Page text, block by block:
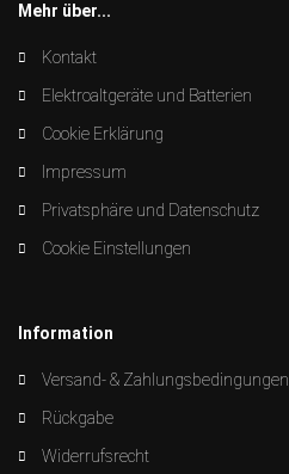
Mehr über...
Kontakt
Elektroaltgeräte und Batterien
Cookie Erklärung
Impressum
Privatsphäre und Datenschutz
Cookie Einstellungen
Information
Versand- & Zahlungsbedingungen
Rückgabe
Widerrufsrecht